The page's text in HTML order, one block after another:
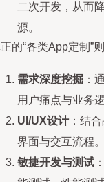
二次开发，从而
源。
的“各类App定制”
需求深度挖掘 ：
用户痛点与业务逻
UI/UX设计：结
界面与交互流程。
敏捷开发与测试